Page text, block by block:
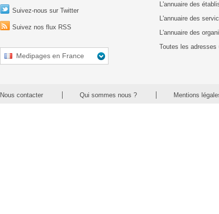
Suivez-nous sur Twitter
Suivez nos flux RSS
Medipages en France
L'annuaire des
L'annuaire des
L'annuaire des
Toutes les adresses
Nous contacter Qui sommes nous ? Mentions